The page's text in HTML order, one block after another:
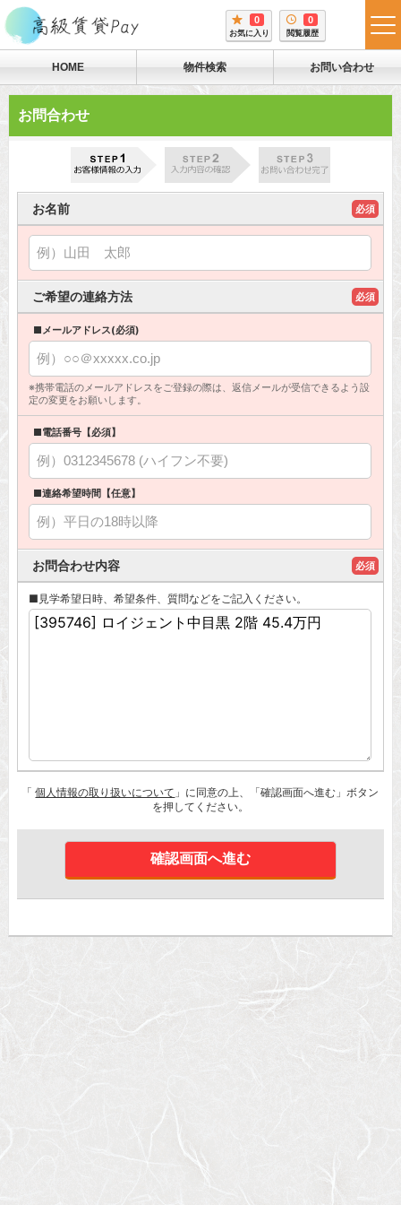
0
お気に入り
0
閲覧履歴
HOME 物件検索 お問い合わせ
お問合わせ
お名前 必須
ご希望の連絡方法 必須
■メールアドレス(必須)
※携帯電話のメールアドレスをご登録の際は、返信メールが受信できるよう設
定の変更をお願いします。
■電話番号【必須】
■連絡希望時間【任意】
お問合わせ内容 必須
■見学希望日時、希望条件、質問などをご記入ください。
「個人情報の取り扱いについて 」に同意の上、「確認画面へ進む」ボタン
を押してください。